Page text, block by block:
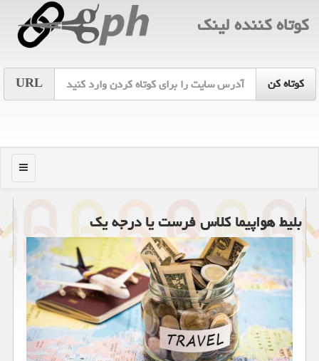
كوتاه كننده لینك
URL
منو
بلیط هواپیما کلاس فرست یا درجه یک